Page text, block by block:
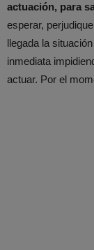
actuación, para
esperar,
llegada la
inmediata
actuar. Por el